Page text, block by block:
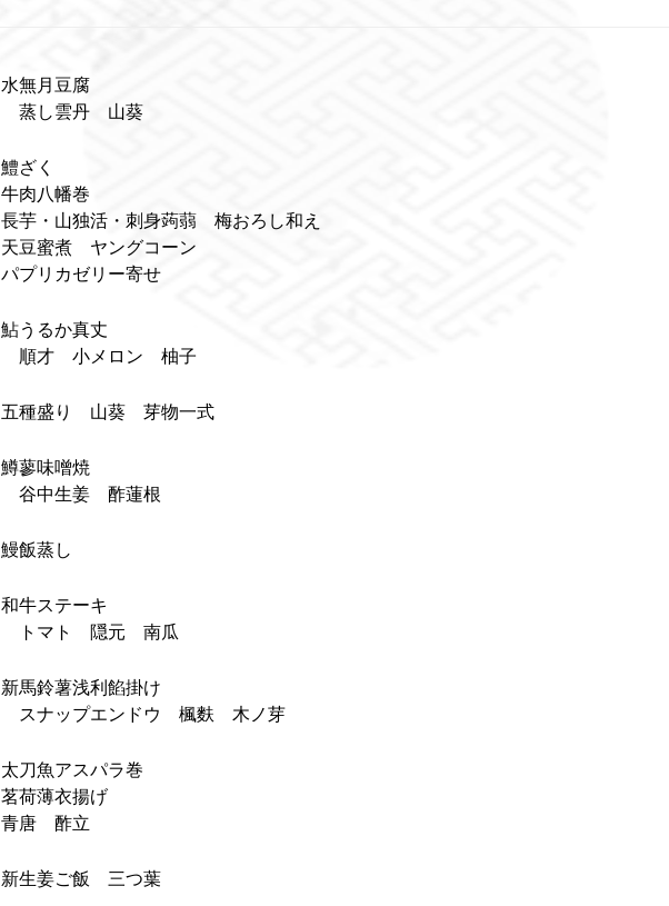
水無月豆腐
蒸し雲丹 山葵
鱧ざく
牛肉八幡巻
長芋・山独活・刺身蒟蒻 梅おろし和え
天豆蜜煮 ヤングコーン
パプリカゼリー寄せ
鮎うるか真丈
順才 小メロン 柚子
五種盛り 山葵 芽物一式
鱒蓼味噌焼
谷中生姜 酢蓮根
鰻飯蒸し
和牛ステーキ
トマト 隠元 南瓜
新馬鈴薯浅利餡掛け
スナップエンドウ 楓麩 木ノ芽
太刀魚アスパラ巻
茗荷薄衣揚げ
青唐 酢立
新生姜ご飯 三つ葉